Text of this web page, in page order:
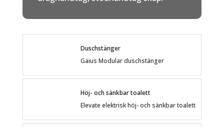
Duschstänger
Gaius Modular duschstänger
Höj- och sänkbar toalett
Elevate elektrisk höj- och sänkbar toalett